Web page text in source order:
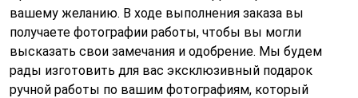
вашему желанию. В ходе выполнения заказа вы
получаете фотографии работы, чтобы вы могли
высказать свои замечания и одобрение. Мы будем
рады изготовить для вас эксклюзивный подарок
ручной работы по вашим фотографиям, который